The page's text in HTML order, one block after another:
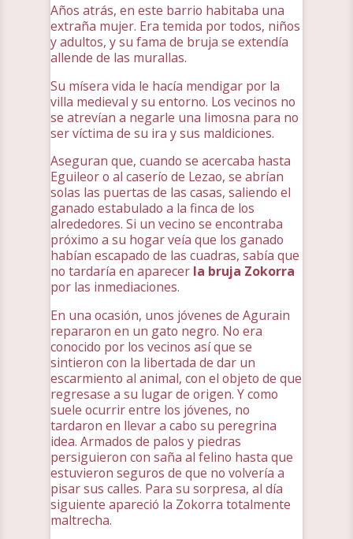
Años atrás, en este barrio habitaba una
extraña mujer. Era temida por todos, niños
y adultos, y su fama de bruja se extendía
allende de las murallas.
Su mísera vida le hacía mendigar por la
villa medieval y su entorno. Los vecinos no
se atrevían a negarle una limosna para no
ser víctima de su ira y sus maldiciones.
Aseguran que, cuando se acercaba hasta
Eguileor o al caserío de Lezao, se abrían
solas las puertas de las casas, saliendo el
ganado estabulado a la finca de los
alrededores. Si un vecino se encontraba
próximo a su hogar veía que los ganado
habían escapado de las cuadras, sabía que
no tardaría en aparecer la bruja Zokorra
por las inmediaciones.
En una ocasión, unos jóvenes de Agurain
repararon en un gato negro. No era
conocido por los vecinos así que se
sintieron con la libertada de dar un
escarmiento al animal, con el objeto de que
regresase a su lugar de origen. Y como
suele ocurrir entre los jóvenes, no
tardaron en llevar a cabo su peregrina
idea. Armados de palos y piedras
persiguieron con saña al felino hasta que
estuvieron seguros de que no volvería a
pisar sus calles. Para su sorpresa, al día
siguiente apareció la Zokorra totalmente
maltrecha.